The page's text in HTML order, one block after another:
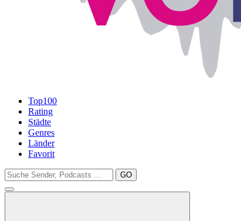
Top100
Rating
Städte
Genres
Länder
Favorit
GO